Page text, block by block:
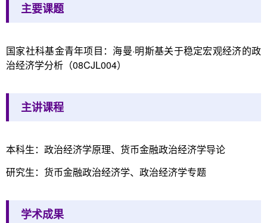
主要课题
国家社科基金青年项目：海曼·明斯基关于稳定宏观经济的政
治经济学分析（08CJL004）
主讲课程
本科生：政治经济学原理、货币金融政治经济学导论
研究生：货币金融政治经济学、政治经济学专题
学术成果